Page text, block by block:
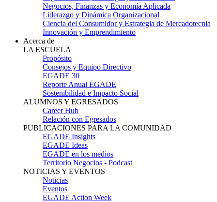
Negocios, Finanzas y Economía Aplicada
Liderazgo y Dinámica Organizacional
Ciencia del Consumidor y Estrategia de Mercadotecnia
Innovación y Emprendimiento
Acerca de
LA ESCUELA
Propósito
Consejos y Equipo Directivo
EGADE 30
Reporte Anual EGADE
Sostenibilidad e Impacto Social
ALUMNOS Y EGRESADOS
Career Hub
Relación con Egresados
PUBLICACIONES PARA LA COMUNIDAD
EGADE Insights
EGADE Ideas
EGADE en los medios
Territorio Negocios - Podcast
NOTICIAS Y EVENTOS
Noticias
Eventos
EGADE Action Week